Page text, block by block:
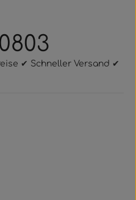
✔ Schneller Versand ✔